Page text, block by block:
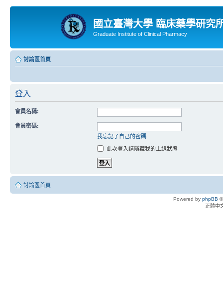
國立臺灣大學 臨床藥學研究
Graduate Institute of Clinical Pharmacy
討論區首頁
登入
會員名稱:
會員密碼:
我忘記了自己的密碼
此次登入請隱藏我的上線狀態
討論區首頁
Powered by phpBB
正體中